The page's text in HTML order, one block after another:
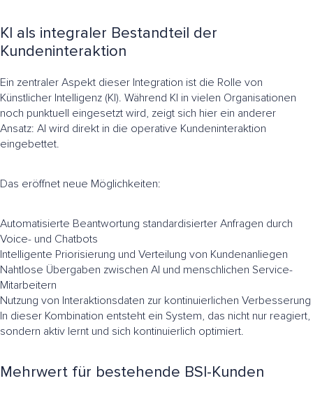
KI als integraler Bestandteil der
Kundeninteraktion
Ein zentraler Aspekt dieser Integration ist die Rolle von
Künstlicher Intelligenz (KI). Während KI in vielen Organisationen
noch punktuell eingesetzt wird, zeigt sich hier ein anderer
Ansatz: AI wird direkt in die operative Kundeninteraktion
eingebettet.
Das eröffnet neue Möglichkeiten:
Automatisierte Beantwortung standardisierter Anfragen durch
Voice- und Chatbots
Intelligente Priorisierung und Verteilung von Kundenanliegen
Nahtlose Übergaben zwischen AI und menschlichen Service-
Mitarbeitern
Nutzung von Interaktionsdaten zur kontinuierlichen Verbesserung
In dieser Kombination entsteht ein System, das nicht nur reagiert,
sondern aktiv lernt und sich kontinuierlich optimiert.
Mehrwert für bestehende BSI-Kunden